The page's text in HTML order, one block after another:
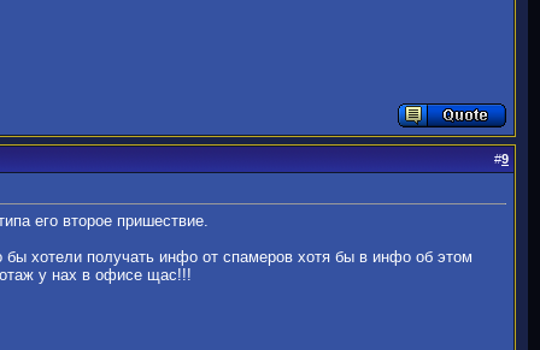
#9
его второе пришествие.
хотели получать инфо от спамеров хотя бы в инфо об этом
у нах в офисе щас!!!